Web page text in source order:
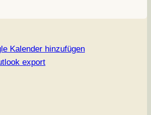
Kalender hinzufügen
export